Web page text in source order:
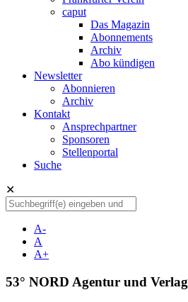
caput
Das Magazin
Abonnements
Archiv
Abo kündigen
Newsletter
Abonnieren
Archiv
Kontakt
Ansprechpartner
Sponsoren
Stellenportal
Suche
✕
A-
A
A+
53° NORD Agentur und Verlag